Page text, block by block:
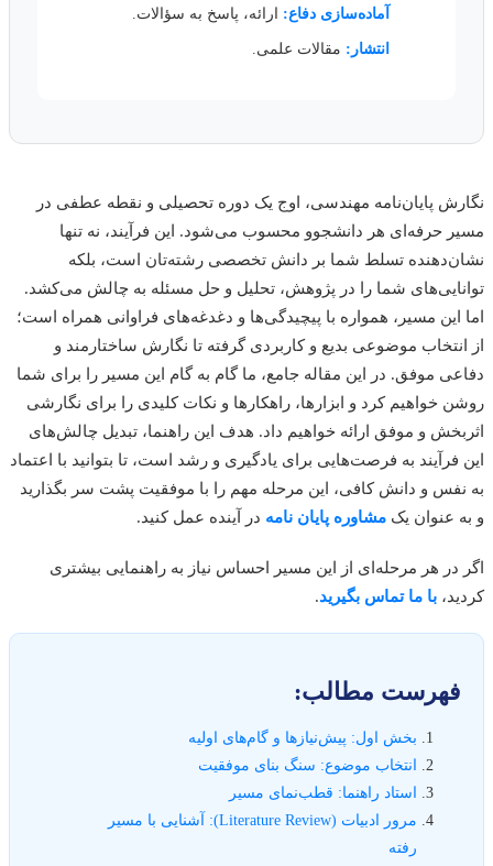
آماده‌سازی دفاع: ارائه، پاسخ به سؤالات.
انتشار:مقالات علمی.
پایان‌نامه مهندسی، اوج یک دوره تحصیلی و نقطه عطفی در
حرفه‌ای هر دانشجوو محسوب می‌شود. این فرآیند، نه تنها
تسلط شما بر دانش تخصصی رشته‌تان است، بلکه
شما را در پژوهش، تحلیل و حل مسئله به چالش می‌کشد.
مسیر، همواره با پیچیدگی‌ها و دغدغه‌های فراوانی همراه است؛
موضوعی بدیع و کاربردی گرفته تا نگارش ساختارمند و
موفق. در این مقاله جامع، ما گام به گام این مسیر را برای شما
خواهیم کرد و ابزارها، راهکارها و نکات کلیدی را برای نگارشی
و موفق ارائه خواهیم داد. هدف این راهنما، تبدیل چالش‌های
به فرصت‌هایی برای یادگیری و رشد است، تا بتوانید با اعتماد
و دانش کافی، این مرحله مهم را با موفقیت پشت سر بگذارید
عنوان یکمشاوره پایان نامهدر آینده عمل کنید.
هر مرحله‌ای از این مسیر احساس نیاز به راهنمایی بیشتری
با ما تماس بگیرید.
مطالب:
بخش اول: پیش‌نیازها و گام‌های اولیه
انتخاب موضوع: سنگ بنای موفقیت
استاد راهنما: قطب‌نمای مسیر
مرور ادبیات (Literature Review): آشنایی با مسیر